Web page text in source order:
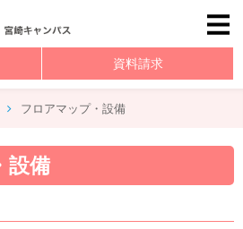
資料請求
フロアマップ・設備
設備